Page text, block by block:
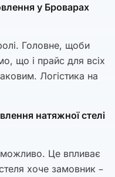
у Броварах
Головне, щоби
що і прайс для всіх
Логістика на
натяжної стелі
Це впливає
хоче замовник –